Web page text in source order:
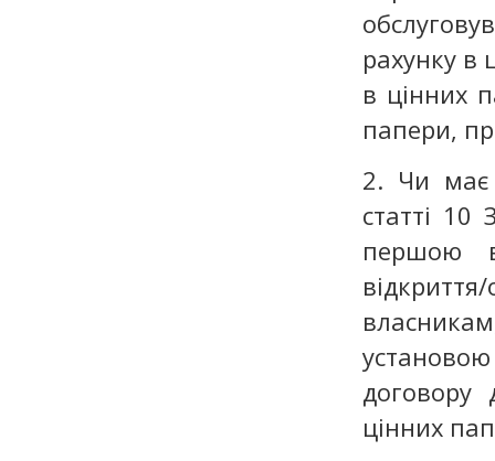
рахунку в
в цінних
папери,
2. Чи має
статті
першою
договору
цінних